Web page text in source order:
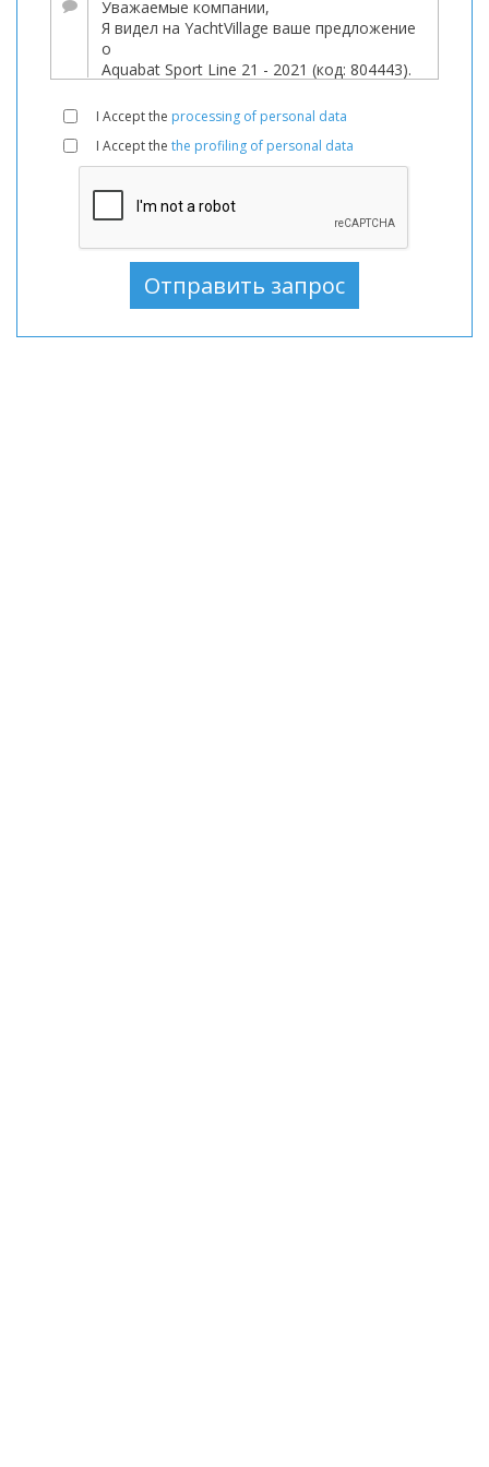
Лодки
используемый,
Моторная
В
продаже,
используемый,
Моторные
лодки
В
I Accept the processing of personal data
I Accept the the profiling of personal data